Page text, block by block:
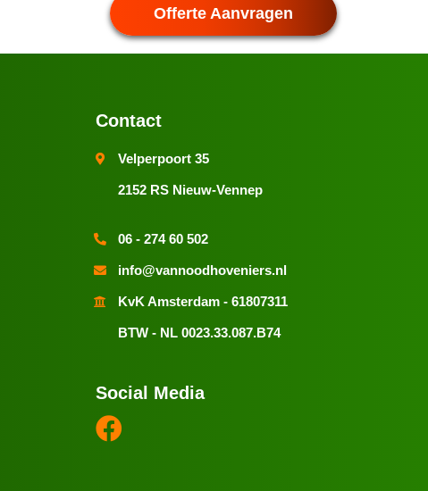
Offerte Aanvragen
Contact
Velperpoort 35
2152 RS Nieuw-Vennep
06 - 274 60 502
info@vannoodhoveniers.nl
KvK Amsterdam - 61807311
BTW - NL 0023.33.087.B74
Social Media